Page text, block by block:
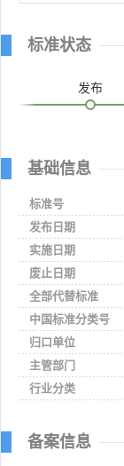
标准状态
发布
基础信息
标准号
发布日期
实施日期
废止日期
全部代替标准
中国标准分类号
归口单位
主管部门
行业分类
备案信息